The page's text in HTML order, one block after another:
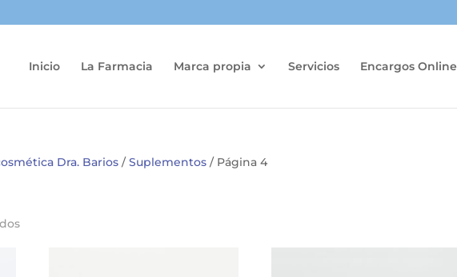
Inicio La Farmacia Marca propia Servicios Encargos Online
Dra. Barios /Suplementos / Página 4